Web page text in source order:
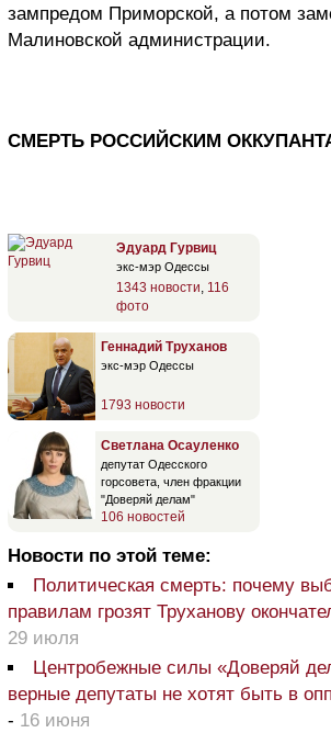
зампредом Приморской, а потом
Малиновской администрации.
СМЕРТЬ РОССИЙСКИМ
Эдуард Гурвиц
экс-мэр Одессы
1343 новости, 116
фото
Геннадий Труханов
экс-мэр Одессы
1793 новости
Светлана Осауленко
депутат Одесского
горсовета, член фракции
"Доверяй делам"
106 новостей
Новости по этой теме:
Политическая смерть: почему
правилам грозят Труханову
29 июля
Центробежные силы «Доверяй
верные депутаты не хотят быть в
- 16 июня